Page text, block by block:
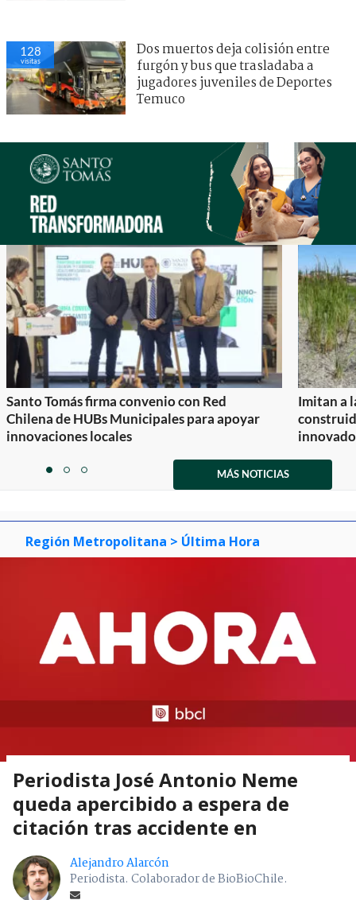
128
visitas
Dos muertos deja colisión entre
furgón y bus que trasladaba a
jugadores juveniles de Deportes
Temuco
Santo Tomás firma convenio con Red
Chilena de HUBs Municipales para apoyar
innovaciones locales
Imitan a
itemitemitem
MÁS NOTICIAS
Región Metropolitana > Última Hora
Periodista José Antonio Neme
queda apercibido a espera de
citación tras accidente en
Alejandro Alarcón
Periodista. Colaborador de BioBioChile.